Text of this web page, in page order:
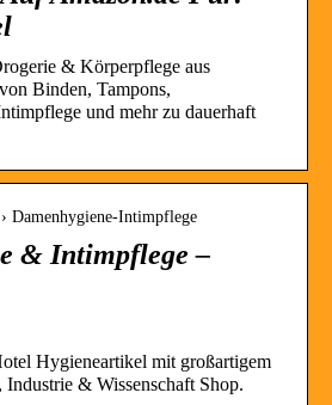
& Körperpflege aus
Binden, Tampons,
und mehr zu dauerhaft
Damenhygiene-Intimpflege
& Intimpflege –
Hygieneartikel mit großartigem
& Wissenschaft Shop.